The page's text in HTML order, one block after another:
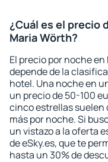
¿Cuál es el precio
Maria Wörth?
El precio por noche
depende de la
hotel. Una noche en
un precio de 50-100
cinco estrellas suelen
más por noche. Si
un vistazo a la oferta
de eSky.es, que te
hasta un 30% de